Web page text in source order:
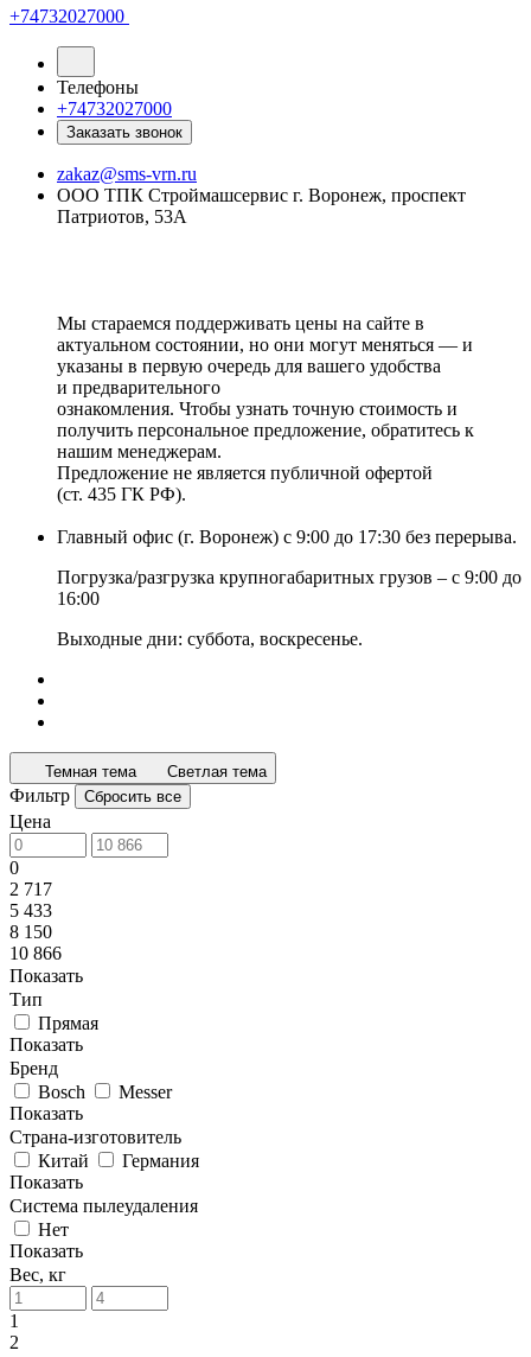
+74732027000
Телефоны
+74732027000
Заказать звонок
zakaz@sms-vrn.ru
ООО ТПК Строймашсервис г. Воронеж, проспект
Патриотов, 53А
Мы стараемся поддерживать цены на сайте в
актуальном состоянии, но они могут меняться — и
указаны в первую очередь для вашего удобства
и предварительного
ознакомления. Чтобы узнать точную стоимость и
получить персональное предложение, обратитесь к
нашим менеджерам.
Предложение не является публичной офертой
(ст. 435 ГК РФ).
Главный офис (г. Воронеж) с 9:00 до 17:30 без перерыва.
Погрузка/разгрузка крупногабаритных грузов – с 9:00 до
16:00
Выходные дни: суббота, воскресенье.
Темная тема Светлая тема
Фильтр Сбросить все
Цена
0
2 717
5 433
8 150
10 866
Показать
Тип
Прямая
Показать
Бренд
Bosch
Messer
Показать
Страна-изготовитель
Китай
Германия
Показать
Система пылеудаления
Нет
Показать
Вес, кг
1
2